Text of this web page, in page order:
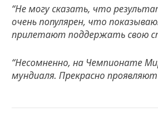
“Не могу сказать, что
очень популярен, что
прилетают поддержать свою
“Несомненно, на Чемпионате
мундиаля. Прекрасно